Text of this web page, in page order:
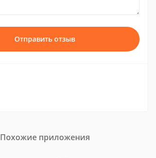
Отправить отзыв
Похожие приложения